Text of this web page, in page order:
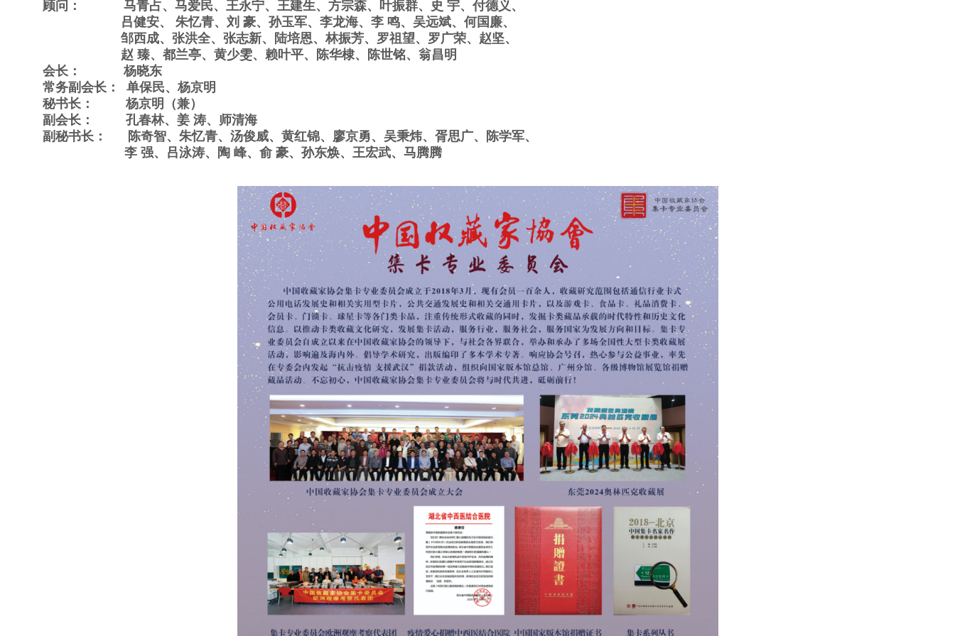
顾问： 马青占、马爱民、王永宁、王建生、方宗森、叶振群、史 宇、付德义、
吕健安、
朱忆青、刘 豪、孙玉军、李龙海、李 鸣、吴远斌、何国廉、
邹西成、张洪全、 张志新、陆培恩、林振芳、罗祖望、罗广荣、赵坚、
赵 臻、都兰亭、黄少雯、 赖叶平、
陈华棣、陈世铭、翁昌明
会长： 杨晓东
常务副会长： 单保民、杨京明
秘书长： 杨京明（兼）
副会长： 孔春林、姜 涛、师清海
副秘书长： 陈奇智、朱忆青、汤俊威、黄红锦、廖京勇、吴秉炜、胥思广、陈学军、
李 强、 吕泳涛、陶 峰、俞 豪、 孙东焕、王宏武、马腾腾